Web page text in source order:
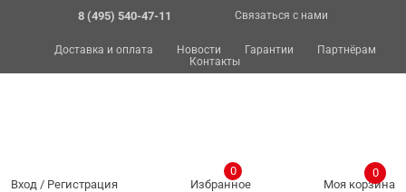
8 (495) 540-47-11 Связаться с нами
Доставка и оплата Новости Гарантии
Партнёрам
Контакты
Вход / Регистрация Избранное
0
Моя корзина
0